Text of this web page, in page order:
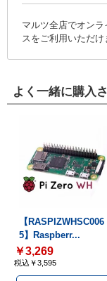
マルツ全店でオン
スをご利用いただけ
よく一緒に購入
【RASPIZWHSC006
5】Raspberr...
￥3,269
税込￥3,595